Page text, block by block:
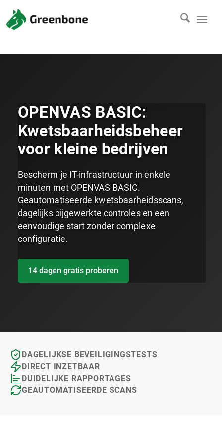
OPENVAS BASIC:
Kwetsbaarheidsbeheer
voor kleine bedrijven
Bescherm je IT-infrastructuur in enkele
minuten met OPENVAS BASIC.
Geautomatiseerde kwetsbaarheidsscans,
dagelijks bijgewerkte controles en een
eenvoudige start zonder complexe
configuratie.
14 dagen gratis proberen
DAGELIJKSE BEVEILIGINGSTESTS
DIRECT INZETBAAR
DUIDELIJKE RAPPORTAGES
GEAUTOMATISEERDE SCANS